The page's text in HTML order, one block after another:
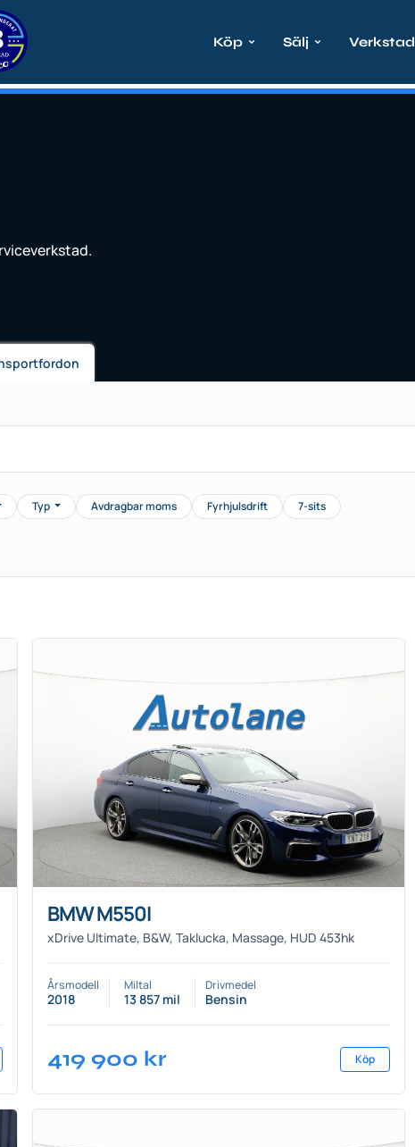
Köp Sälj Verkstad
Typ Avdragbar moms Fyrhjulsdrift 7-sits
BMW M550I
xDrive Ultimate, B&W, Taklucka, Massage, HUD 453hk
Årsmodell
2018
Miltal
13 857 mil
Drivmedel
Bensin
419 900 kr Köp